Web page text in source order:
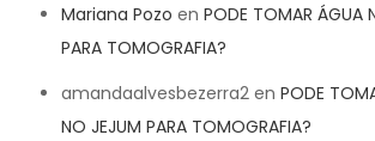
Mariana Pozo en PODE TOMAR ÁGUA
PARA TOMOGRAFIA?
amandaalvesbezerra2 en PODE
NO JEJUM PARA TOMOGRAFIA?